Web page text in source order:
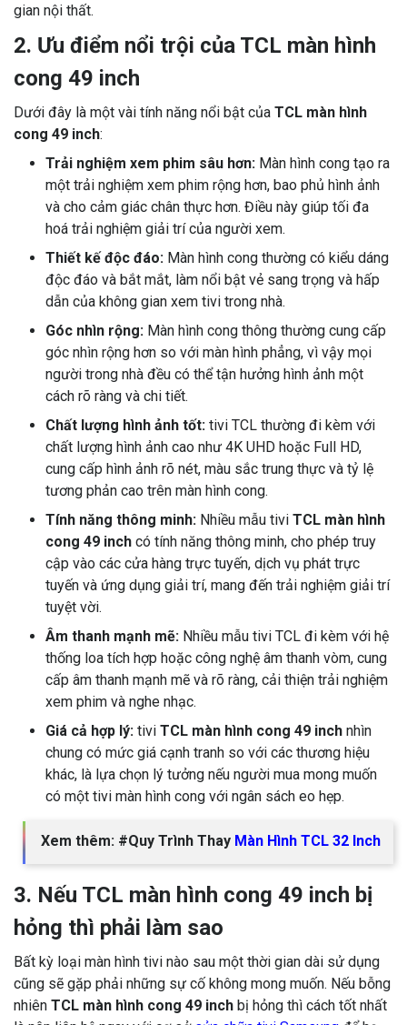
gian nội thất.
2. Ưu điểm nổi trội của TCL màn hình
cong 49 inch
Dưới đây là một vài tính năng nổi bật của TCL màn hình
cong 49 inch:
Trải nghiệm xem phim sâu hơn: Màn hình cong tạo ra
một trải nghiệm xem phim rộng hơn, bao phủ hình ảnh
và cho cảm giác chân thực hơn. Điều này giúp tối đa
hoá trải nghiệm giải trí của người xem.
Thiết kế độc đáo: Màn hình cong thường có kiểu dáng
độc đáo và bắt mắt, làm nổi bật vẻ sang trọng và hấp
dẫn của không gian xem tivi trong nhà.
Góc nhìn rộng: Màn hình cong thông thường cung cấp
góc nhìn rộng hơn so với màn hình phẳng, vì vậy mọi
người trong nhà đều có thể tận hưởng hình ảnh một
cách rõ ràng và chi tiết.
Chất lượng hình ảnh tốt: tivi TCL thường đi kèm với
chất lượng hình ảnh cao như 4K UHD hoặc Full HD,
cung cấp hình ảnh rõ nét, màu sắc trung thực và tỷ lệ
tương phản cao trên màn hình cong.
Tính năng thông minh: Nhiều mẫu tivi TCL màn hình
cong 49 inch có tính năng thông minh, cho phép truy
cập vào các cửa hàng trực tuyến, dịch vụ phát trực
tuyến và ứng dụng giải trí, mang đến trải nghiệm giải trí
tuyệt vời.
Âm thanh mạnh mẽ: Nhiều mẫu tivi TCL đi kèm với hệ
thống loa tích hợp hoặc công nghệ âm thanh vòm, cung
cấp âm thanh mạnh mẽ và rõ ràng, cải thiện trải nghiệm
xem phim và nghe nhạc.
Giá cả hợp lý: tivi TCL màn hình cong 49 inch nhìn
chung có mức giá cạnh tranh so với các thương hiệu
khác, là lựa chọn lý tưởng nếu người mua mong muốn
có một tivi màn hình cong với ngân sách eo hẹp.
Xem thêm: #Quy Trình Thay Màn Hình TCL 32 Inch
3. Nếu TCL màn hình cong 49 inch bị
hỏng thì phải làm sao
Bất kỳ loại màn hình tivi nào sau một thời gian dài sử dụng
cũng sẽ gặp phải những sự cố không mong muốn. Nếu bỗng
nhiên TCL màn hình cong 49 inch bị hỏng thì cách tốt nhất